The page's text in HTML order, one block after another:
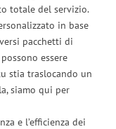
totale del servizio.
in base
pacchetti di
essere
stia traslocando un
siamo qui per
e l’efficienza dei